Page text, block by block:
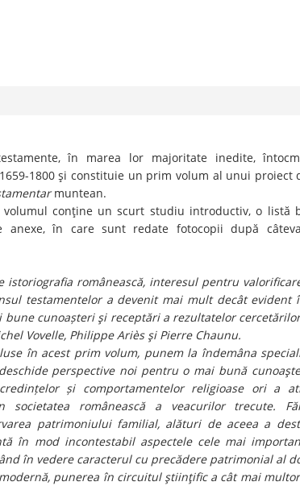
în marea lor majoritate inedite,
1800 şi constituie un prim volum al unui proiect
muntean.
conţine un scurt studiu introductiv, o listă
în care sunt redate fotocopii după câteva
românească, interesul pentru
testamentelor a devenit mai mult decât evident
bune cunoașteri şi receptări a rezultatelor
Vovelle, Philippe Ariès şi Pierre Chaunu.
în acest prim volum, punem la îndemâna
perspective noi pentru o mai bună
și comportamentelor religioase ori a
românească a veacurilor trecute.
patrimoniului familial, alături de aceea a
în mod incontestabil aspectele cele mai
în vedere caracterul cu precădere patrimonial al
punerea în circuitul ştiinţific a cât mai